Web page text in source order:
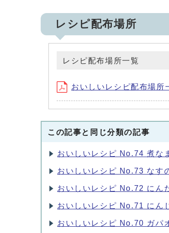
レシピ配布場所
レシピ配布場所一覧
おいしいレシピ配布場
この記事と同じ分類の記事
おいしいレシピ No.74 煮な
おいしいレシピ No.73 なす
おいしいレシピ No.72 にん
おいしいレシピ No.71 にん
おいしいレシピ No.70 ガパ